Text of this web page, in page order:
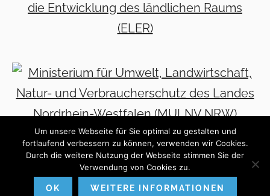
© 2026 · BIGGELAND – ECHT.ZUKUNFT. E.V. · KONZEPT, DESIGN &
Um unsere Webseite für Sie optimal zu gestalten und
fortlaufend verbessern zu können, verwenden wir Cookies.
Durch die weitere Nutzung der Webseite stimmen Sie der
Verwendung von Cookies zu.
OK WEITERE INFORMATIONEN